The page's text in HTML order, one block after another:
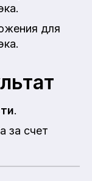
для
.
за счет